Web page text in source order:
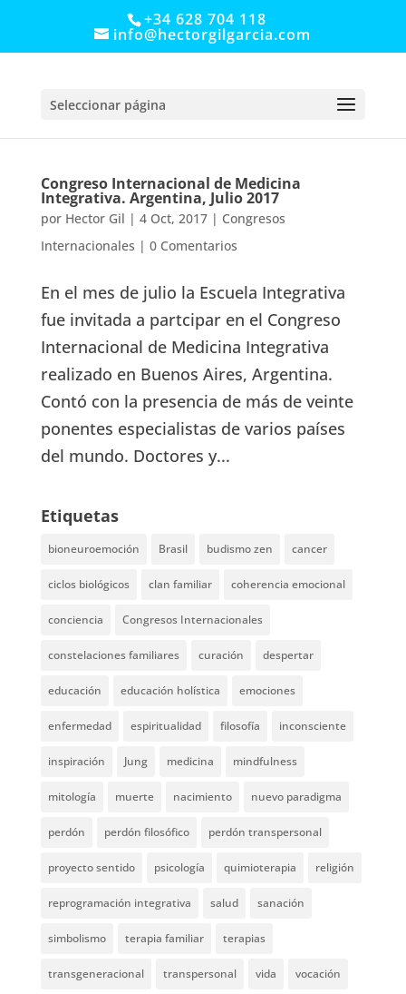
+34 628 704 118
info@hectorgilgarcia.com
Seleccionar página
Congreso Internacional de Medicina
Integrativa. Argentina, Julio 2017
por Hector Gil | 4 Oct, 2017| Congresos
Internacionales | 0 Comentarios
En el mes de julio la Escuela Integrativa
fue invitada a partcipar en el Congreso
Internacional de Medicina Integrativa
realizado en Buenos Aires, Argentina.
Contó con la presencia de más de veinte
ponentes especialistas de varios países
del mundo. Doctores y...
Etiquetas
bioneuroemoción Brasil budismo zen cancer
ciclos biológicos clan familiar coherencia emocional
conciencia Congresos Internacionales
constelaciones familiares curación despertar
educación educación holística emociones
enfermedad espiritualidad filosofía inconsciente
inspiración Jung medicina mindfulness
mitología muerte nacimiento nuevo paradigma
perdón perdón filosófico perdón transpersonal
proyecto sentido psicología quimioterapia religión
reprogramación integrativa salud sanación
simbolismo terapia familiar terapias
transgeneracional transpersonal vida vocación